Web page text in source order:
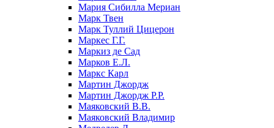
Мария Сибилла Мериан
Марк Твен
Марк Туллий Цицерон
Маркес Г.Г.
Маркиз де Сад
Марков Е.Л.
Маркс Карл
Мартин Джордж
Мартин Джордж Р.Р.
Маяковский В.В.
Маяковский Владимир